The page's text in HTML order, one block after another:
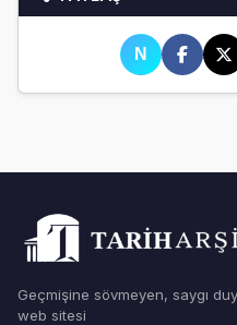
N
Geçmişine sövmeyen, saygı
web sitesi